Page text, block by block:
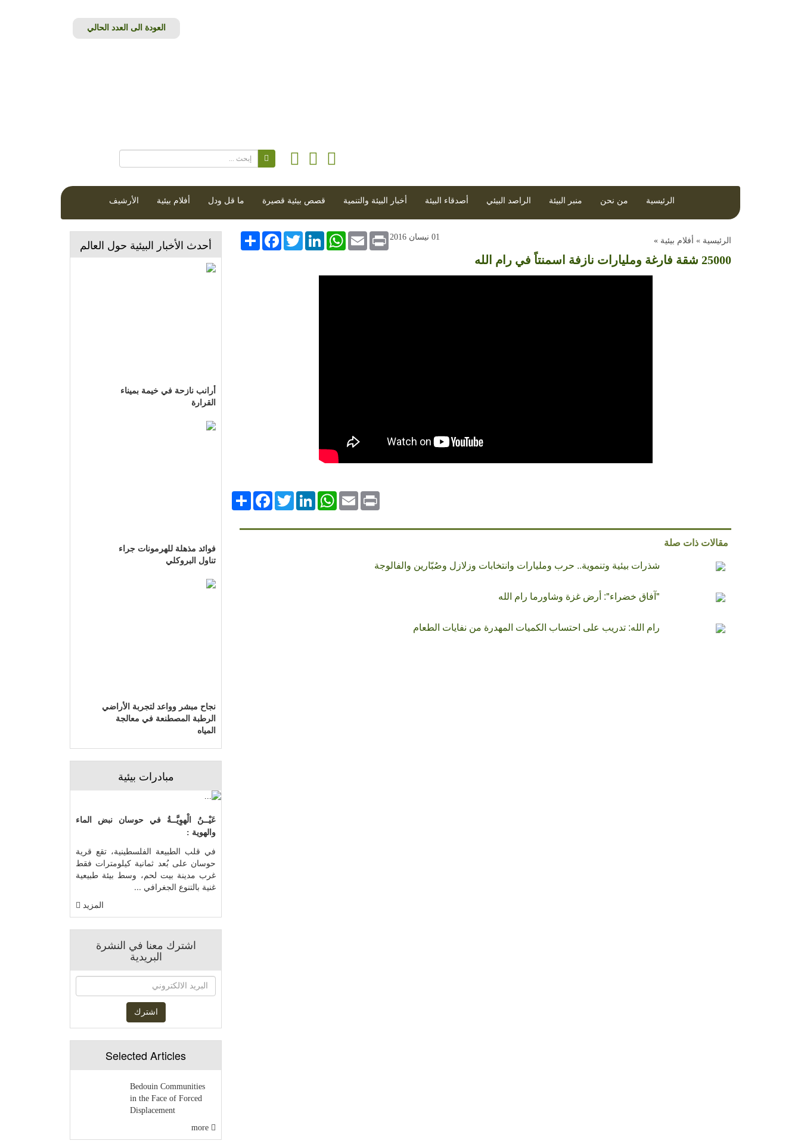
الرئيسية من نحن منبر البيئة الراصد البيئي أصدقاء البيئة أخبار البيئة والتنمية قصص بيئية قصيرة ما قل ودل أفلام بيئية الأرشيف
الرئيسية » أفلام بيئية »
انشر
FacebookTwitterLinkedInWhatsApp Email Print 01 نيسان 2016
25000 شقة فارغة ومليارات نازفة اسمنتاً في رام الله
انشر
FacebookTwitterLinkedIn
WhatsAppEmailPrint
مقالات ذات صلة
شذرات بيئية وتنموية.. حرب ومليارات وانتخابات وزلازل وصُبّارين والفالوجة
"آفاق خضراء": أرض غزة وشاورما رام الله
رام الله: تدريب على احتساب الكميات المهدرة من نفايات الطعام
أحدث الأخبار البيئية حول العالم
أرانب نازحة في خيمة بميناء
القرارة
فوائد مذهلة للهرمونات جراء
تناول البروكلي
نجاح مبشر وواعد لتجربة الأراضي
الرطبة المصطنعة في معالجة
المياه
مبادرات بيئية
عَيْــنُ الْهوِيَّــةُ في حوسان نبض الماء
والهوية :
في قلب الطبيعة الفلسطينية، تقع قرية
حوسان على بُعد ثمانية كيلومترات فقط
غرب مدينة بيت لحم، وسط بيئة طبيعية
غنية بالتنوع الجغرافي ...
المزيد
اشترك معنا في النشرة
البريدية
Selected Articles
Bedouin Communities
in the Face of Forced
Displacement